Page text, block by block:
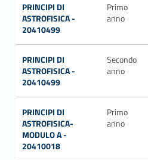
PRINCIPI DI
ASTROFISICA -
20410499
Primo
anno
PRINCIPI DI
ASTROFISICA -
20410499
Secondo
anno
PRINCIPI DI
ASTROFISICA-
MODULO A -
20410018
Primo
anno